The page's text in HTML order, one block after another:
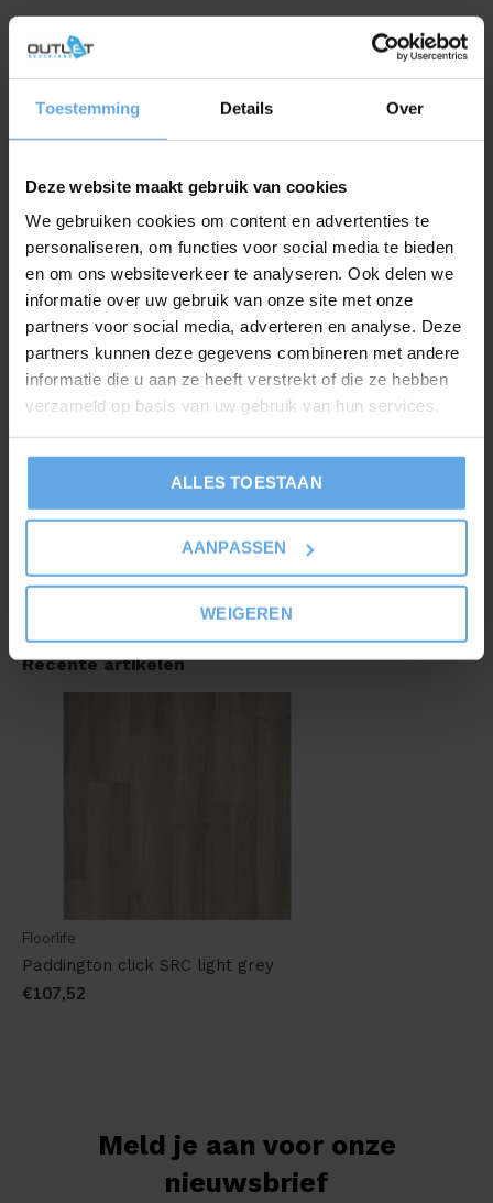
Toestemming Details Over
Deze website maakt gebruik van cookies
We gebruiken cookies om content en advertenties te
personaliseren, om functies voor social media te bieden
en om ons websiteverkeer te analyseren. Ook delen we
informatie over uw gebruik van onze site met onze
partners voor social media, adverteren en analyse. Deze
partners kunnen deze gegevens combineren met andere
informatie die u aan ze heeft verstrekt of die ze hebben
verzameld op basis van uw gebruik van hun services.
ALLES TOESTAAN
AANPASSEN
WEIGEREN
Delen
Productomschrijving
De Paddington heeft de robuuste look van een
karakteristieke houten vloer, maar de voordelen van een
pvc vloer. Door de sterke toplaag hoef je je geen zorgen
te maken over de levensduur van deze pvc vloer. Deze pvc
vloer is al voorzien van een 10dB geluiddempende
onderlaag, waardoor de vloer heerlijk stil is. Ervaar zelf de
voordelen van deze pvc vloer.
Deze unieke kwaliteit ook op de trap leggen? Vraag naar
de mogelijkheden!
Recente artikelen
Floorlife
Paddington click SRC light grey
€107,52
Meld je aan voor onze
nieuwsbrief